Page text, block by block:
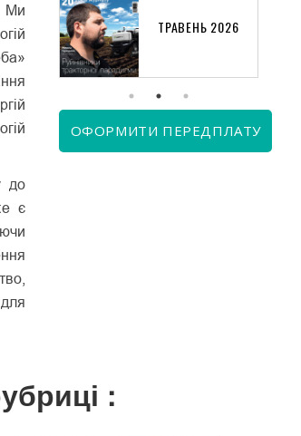
Ми
до
є
2026 ТРАВЕНЬ 2026
ОФОРМИТИ ПЕРЕДПЛАТУ
: